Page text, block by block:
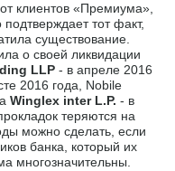
клиентов «Премиума»,
тот факт,
существование.
о своей ликвидации
LLP - в апреле 2016
2016 года, Nobile
аWinglex inter L.P. - в
теряются на
можно сделать, если
банка, который их
многозначительны.